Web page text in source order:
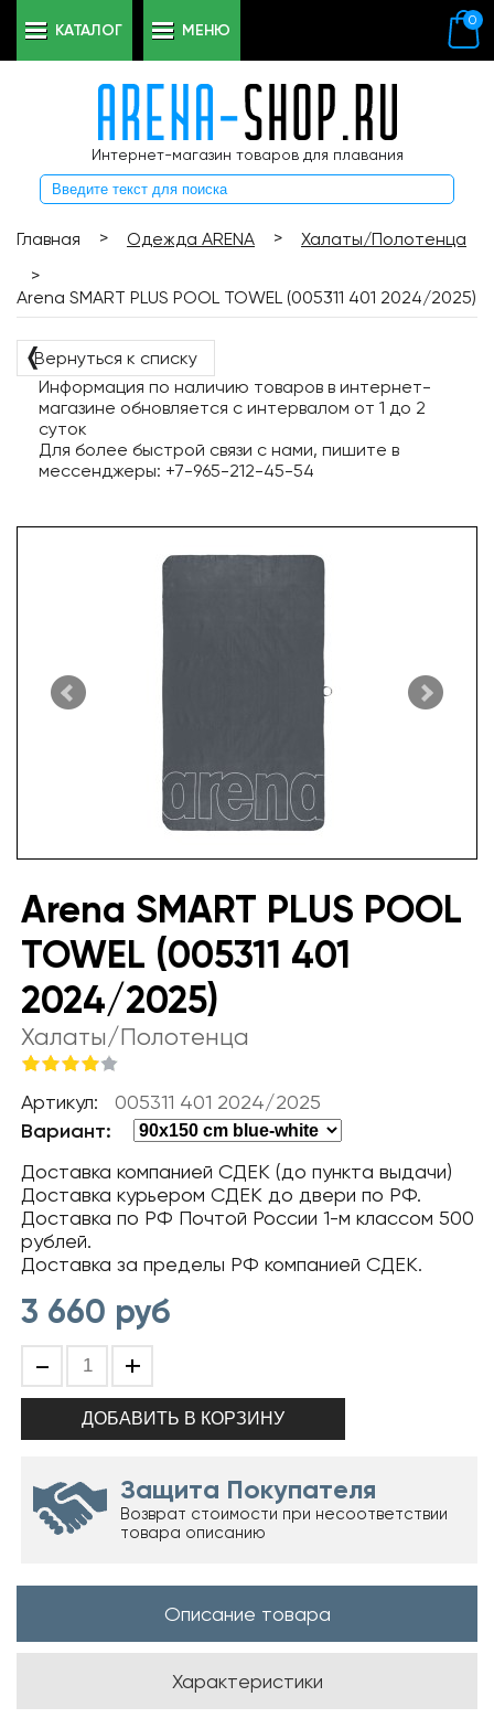
Интернет-магазин товаров для плавания
0
КАТАЛОГ МЕНЮ
Главная > Одежда ARENA >
Халаты/Полотенца
>
Arena SMART PLUS POOL TOWEL (005311 401 2024/2025)
❬Вернуться к списку
Информация по наличию товаров в интернет-
магазине обновляется с интервалом от 1 до 2
суток
Для более быстрой связи с нами, пишите в
мессенджеры: +7-965-212-45-54
Arena SMART PLUS POOL
TOWEL (005311 401
2024/2025)
Халаты/Полотенца
Артикул: 005311 401 2024/2025
Вариант:
Доставка компанией СДЕК (до пункта выдачи)
Доставка курьером СДЕК до двери по РФ.
Доставка по РФ Почтой России 1-м классом 500
рублей.
Доставка за пределы РФ компанией СДЕК.
3 660 руб
- +
Защита Покупателя
Возврат стоимости при несоответствии
товара описанию
Описание товара
Характеристики